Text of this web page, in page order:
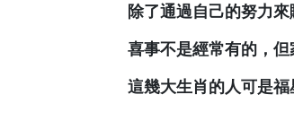
除了通過自己的努力
喜事不是經常有的，
這幾大生肖的人可是福